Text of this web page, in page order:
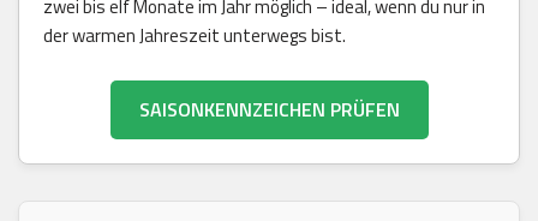
zwei bis elf Monate im Jahr möglich – ideal, wenn du nur in
der warmen Jahreszeit unterwegs bist.
SAISONKENNZEICHEN PRÜFEN